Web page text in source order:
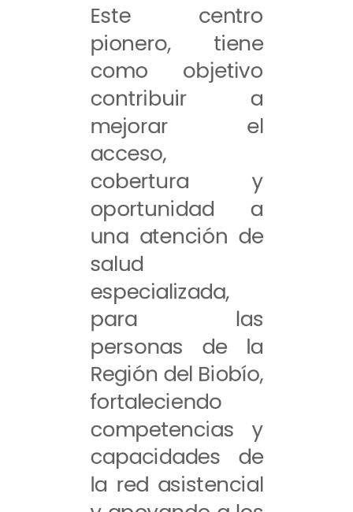
Este centro
pionero, tiene
como objetivo
contribuir a
mejorar el
acceso,
cobertura y
oportunidad a
una atención de
salud
especializada,
para las
personas de la
Región del Biobío,
fortaleciendo
competencias y
capacidades de
la red asistencial